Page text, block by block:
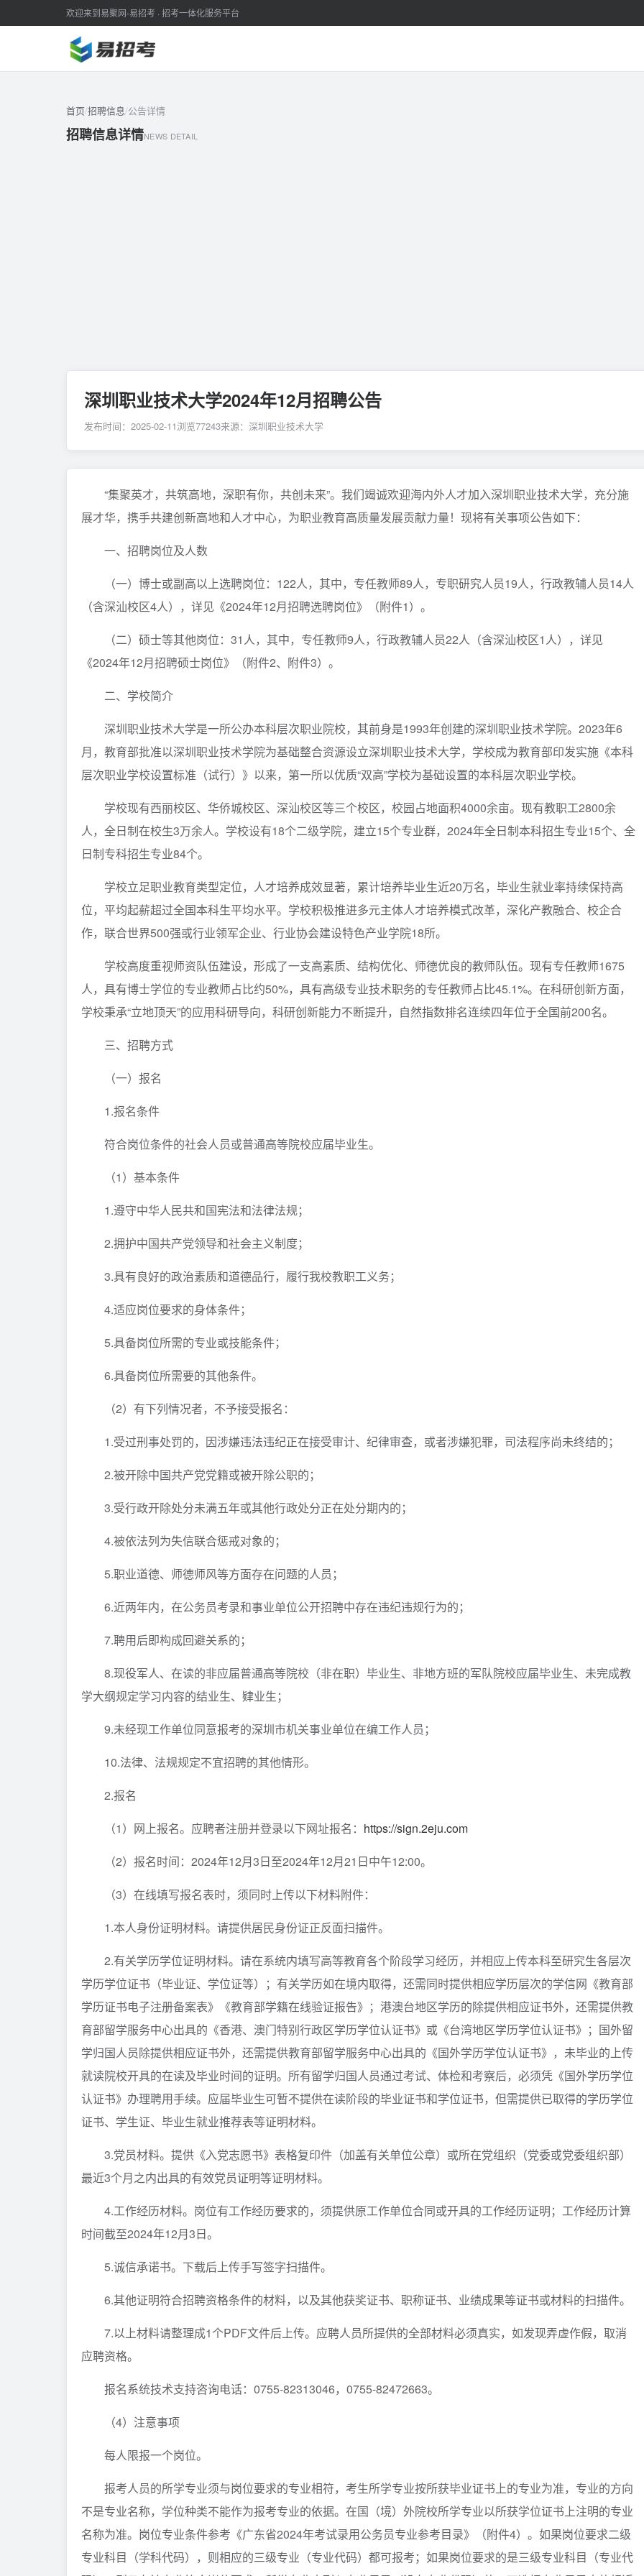
欢迎来到易聚网-易招考 · 招考一体化服务平台
首页/招聘信息/公告详情
招聘信息详情NEWS DETAIL
深圳职业技术大学2024年12月招聘公告
发布时间：2025-02-11浏览77243来源：深圳职业技术大学
“集聚英才，共筑高地，深职有你，共创未来”。我们竭诚欢迎海内外人才加入深圳职业技术大学，充分施
展才华，携手共建创新高地和人才中心，为职业教育高质量发展贡献力量！现将有关事项公告如下：
一、招聘岗位及人数
（一）博士或副高以上选聘岗位：122人，其中，专任教师89人，专职研究人员19人，行政教辅人员14人
（含深汕校区4人），详见《2024年12月招聘选聘岗位》（附件1）。
（二）硕士等其他岗位：31人，其中，专任教师9人，行政教辅人员22人（含深汕校区1人），详见
《2024年12月招聘硕士岗位》（附件2、附件3）。
二、学校简介
深圳职业技术大学是一所公办本科层次职业院校，其前身是1993年创建的深圳职业技术学院。2023年6
月，教育部批准以深圳职业技术学院为基础整合资源设立深圳职业技术大学，学校成为教育部印发实施《本科
层次职业学校设置标准（试行）》以来，第一所以优质“双高”学校为基础设置的本科层次职业学校。
学校现有西丽校区、华侨城校区、深汕校区等三个校区，校园占地面积4000余亩。现有教职工2800余
人，全日制在校生3万余人。学校设有18个二级学院，建立15个专业群，2024年全日制本科招生专业15个、全
日制专科招生专业84个。
学校立足职业教育类型定位，人才培养成效显著，累计培养毕业生近20万名，毕业生就业率持续保持高
位，平均起薪超过全国本科生平均水平。学校积极推进多元主体人才培养模式改革，深化产教融合、校企合
作，联合世界500强或行业领军企业、行业协会建设特色产业学院18所。
学校高度重视师资队伍建设，形成了一支高素质、结构优化、师德优良的教师队伍。现有专任教师1675
人，具有博士学位的专业教师占比约50%，具有高级专业技术职务的专任教师占比45.1%。在科研创新方面，
学校秉承“立地顶天”的应用科研导向，科研创新能力不断提升，自然指数排名连续四年位于全国前200名。
三、招聘方式
（一）报名
1.报名条件
符合岗位条件的社会人员或普通高等院校应届毕业生。
（1）基本条件
1.遵守中华人民共和国宪法和法律法规；
2.拥护中国共产党领导和社会主义制度；
3.具有良好的政治素质和道德品行，履行我校教职工义务；
4.适应岗位要求的身体条件；
5.具备岗位所需的专业或技能条件；
6.具备岗位所需要的其他条件。
（2）有下列情况者，不予接受报名：
1.受过刑事处罚的，因涉嫌违法违纪正在接受审计、纪律审查，或者涉嫌犯罪，司法程序尚未终结的；
2.被开除中国共产党党籍或被开除公职的；
3.受行政开除处分未满五年或其他行政处分正在处分期内的；
4.被依法列为失信联合惩戒对象的；
5.职业道德、师德师风等方面存在问题的人员；
6.近两年内，在公务员考录和事业单位公开招聘中存在违纪违规行为的；
7.聘用后即构成回避关系的；
8.现役军人、在读的非应届普通高等院校（非在职）毕业生、非地方班的军队院校应届毕业生、未完成教
学大纲规定学习内容的结业生、肄业生；
9.未经现工作单位同意报考的深圳市机关事业单位在编工作人员；
10.法律、法规规定不宜招聘的其他情形。
2.报名
（1）网上报名。应聘者注册并登录以下网址报名： https://sign.2eju.com
（2）报名时间：2024年12月3日至2024年12月21日中午12:00。
（3）在线填写报名表时，须同时上传以下材料附件：
1.本人身份证明材料。请提供居民身份证正反面扫描件。
2.有关学历学位证明材料。请在系统内填写高等教育各个阶段学习经历，并相应上传本科至研究生各层次
学历学位证书（毕业证、学位证等）；有关学历如在境内取得，还需同时提供相应学历层次的学信网《教育部
学历证书电子注册备案表》《教育部学籍在线验证报告》；港澳台地区学历的除提供相应证书外，还需提供教
育部留学服务中心出具的《香港、澳门特别行政区学历学位认证书》或《台湾地区学历学位认证书》；国外留
学归国人员除提供相应证书外，还需提供教育部留学服务中心出具的《国外学历学位认证书》，未毕业的上传
就读院校开具的在读及毕业时间的证明。所有留学归国人员通过考试、体检和考察后，必须凭《国外学历学位
认证书》办理聘用手续。应届毕业生可暂不提供在读阶段的毕业证书和学位证书，但需提供已取得的学历学位
证书、学生证、毕业生就业推荐表等证明材料。
3.党员材料。提供《入党志愿书》表格复印件（加盖有关单位公章）或所在党组织（党委或党委组织部）
最近3个月之内出具的有效党员证明等证明材料。
4.工作经历材料。岗位有工作经历要求的，须提供原工作单位合同或开具的工作经历证明；工作经历计算
时间截至2024年12月3日。
5.诚信承诺书。下载后上传手写签字扫描件。
6.其他证明符合招聘资格条件的材料，以及其他获奖证书、职称证书、业绩成果等证书或材料的扫描件。
7.以上材料请整理成1个PDF文件后上传。应聘人员所提供的全部材料必须真实，如发现弄虚作假，取消
应聘资格。
报名系统技术支持咨询电话：0755-82313046，0755-82472663。
（4）注意事项
每人限报一个岗位。
报考人员的所学专业须与岗位要求的专业相符，考生所学专业按所获毕业证书上的专业为准，专业的方向
不是专业名称，学位种类不能作为报考专业的依据。在国（境）外院校所学专业以所获学位证书上注明的专业
名称为准。岗位专业条件参考《广东省2024年考试录用公务员专业参考目录》（附件4）。如果岗位要求二级
专业科目（学科代码），则相应的三级专业（专业代码）都可报考；如果岗位要求的是三级专业科目（专业代